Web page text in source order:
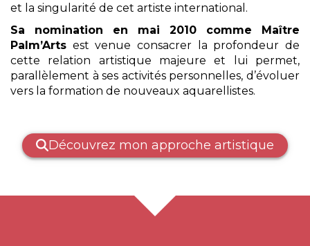
et la singularité de cet artiste international.
Sa nomination en mai 2010 comme Maître
Palm’Arts est venue consacrer la profondeur de
cette relation artistique majeure et lui permet,
parallèlement à ses activités personnelles, d’évoluer
vers la formation de nouveaux aquarellistes.
Découvrez mon approche artistique